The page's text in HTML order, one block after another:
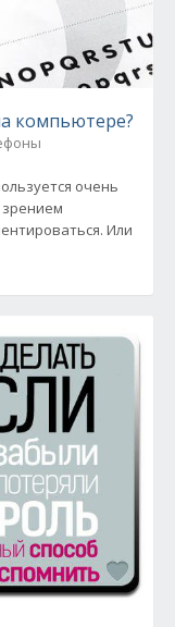
шрифт на компьютере?
очень
Или